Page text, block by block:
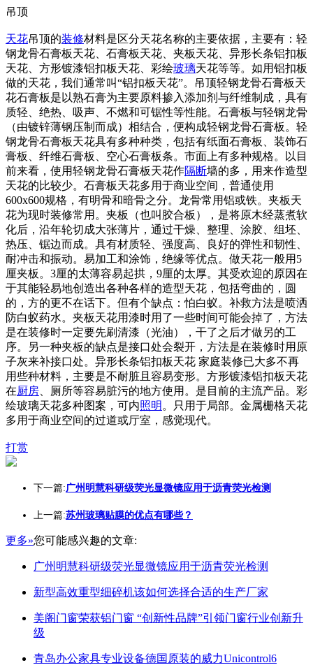
吊顶
天花吊顶的装修材料是区分天花名称的主要依据，主要有：轻
钢龙骨石膏板天花、石膏板天花、夹板天花、异形长条铝扣板
天花、方形镀漆铝扣板天花、彩绘玻璃天花等等。如用铝扣板
做的天花，我们通常叫“铝扣板天花”。吊顶轻钢龙骨石膏板天
花石膏板是以熟石膏为主要原料掺入添加剂与纤维制成，具有
质轻、绝热、吸声、不燃和可锯性等性能。石膏板与轻钢龙骨
（由镀锌薄钢压制而成）相结合，便构成轻钢龙骨石膏板。轻
钢龙骨石膏板天花具有多种种类，包括有纸面石膏板、装饰石
膏板、纤维石膏板、空心石膏板条。市面上有多种规格。以目
前来看，使用轻钢龙骨石膏板天花作隔断墙的多，用来作造型
天花的比较少。石膏板天花多用于商业空间，普通使用
600x600规格，有明骨和暗骨之分。龙骨常用铝或铁。夹板天
花为现时装修常用。夹板（也叫胶合板），是将原木经蒸煮软
化后，沿年轮切成大张薄片，通过干燥、整理、涂胶、组坯、
热压、锯边而成。具有材质轻、强度高、良好的弹性和韧性、
耐冲击和振动。易加工和涂饰，绝缘等优点。做天花一般用5
厘夹板。3厘的太薄容易起拱，9厘的太厚。其受欢迎的原因在
于其能轻易地创造出各种各样的造型天花，包括弯曲的，圆
的，方的更不在话下。但有个缺点：怕白蚁。补救方法是喷洒
防白蚁药水。夹板天花用漆时用了一些时间可能会掉了，方法
是在装修时一定要先刷清漆（光油），干了之后才做另的工
序。另一种夹板的缺点是接口处会裂开，方法是在装修时用原
子灰来补接口处。异形长条铝扣板天花 家庭装修已大多不再
用些种材料，主要是不耐脏且容易变形。方形镀漆铝扣板天花
在厨房 、厕所等容易脏污的地方使用。是目前的主流产品。彩
绘玻璃天花多种图案，可内照明 。只用于局部。金属栅格天花
多用于商业空间的过道或厅室，感觉现代。
打赏
下一篇:广州明慧科研级荧光显微镜应用于沥青荧光检测
上一篇:苏州玻璃贴膜的优点有哪些？
更多»您可能感兴趣的文章:
广州明慧科研级荧光显微镜应用于沥青荧光检测
新型高效重型细碎机该如何选择合适的生产厂家
美阁门窗荣获铝门窗 “创新性品牌”引领门窗行业创新升
级
青岛办公家具专业设备德国原装的威力Unicontrol6